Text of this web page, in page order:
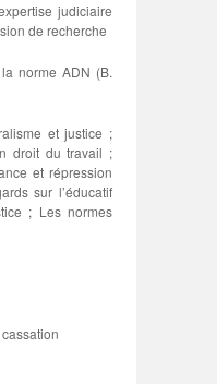
judiciaire
de recherche
norme ADN (B.
et justice ;
droit du travail ;
et répression
sur l’éducatif
; Les normes